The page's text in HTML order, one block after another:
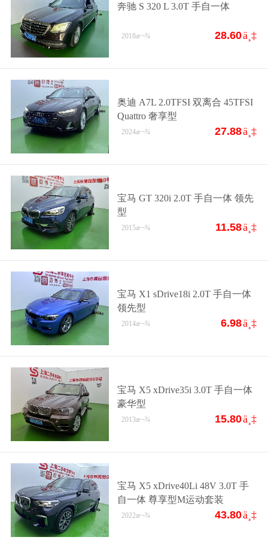
奔驰 S 320 L 3.0T 手自一体
28.60ä¸‡
2018æ¬¾
奥迪 A7L 2.0TFSI 双离合 45TFSI
Quattro 奢享型
27.88ä¸‡
2024æ¬¾
宝马 GT 320i 2.0T 手自一体 领先
型
11.58ä¸‡
2015æ¬¾
宝马 X1 sDrive18i 2.0T 手自一体
领先型
6.98ä¸‡
2014æ¬¾
宝马 X5 xDrive35i 3.0T 手自一体
豪华型
15.80ä¸‡
2013æ¬¾
宝马 X5 xDrive40Li 48V 3.0T 手
自一体 尊享型M运动套装
43.80ä¸‡
2022æ¬¾